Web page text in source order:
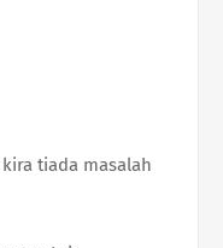
tiada masalah